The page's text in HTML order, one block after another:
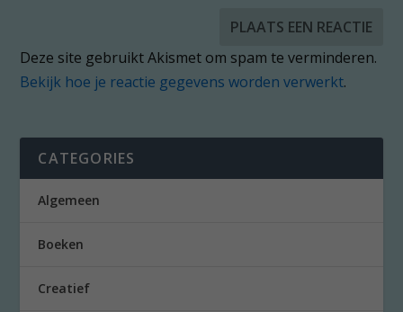
Deze site gebruikt Akismet om spam te verminderen.
Bekijk hoe je reactie gegevens worden verwerkt.
CATEGORIES
Algemeen
Boeken
Creatief